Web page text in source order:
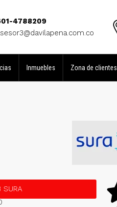
4788209
Inmuebles Zona de clientes
SURA